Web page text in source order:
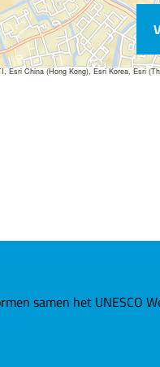
China (Hong Kong), Esri Korea, Esri
samen het